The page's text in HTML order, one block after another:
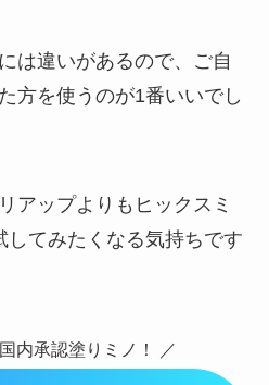
は違いがあるので、ご自
方を使うのが1番いいでし
アップよりもヒックスミ
してみたくなる気持ちです
内承認塗りミノ！ ／